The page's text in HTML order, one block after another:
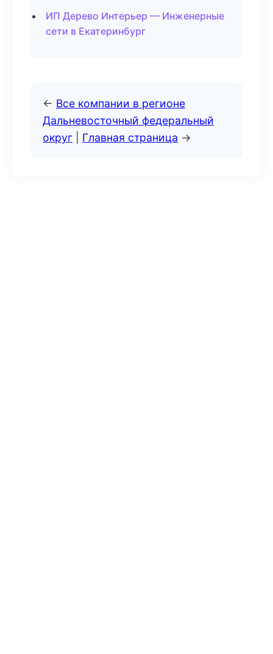
ИП Дерево Интерьер — Инженерные
сети в Екатеринбург
← Все компании в регионе
Дальневосточный федеральный
округ
Главная страница →